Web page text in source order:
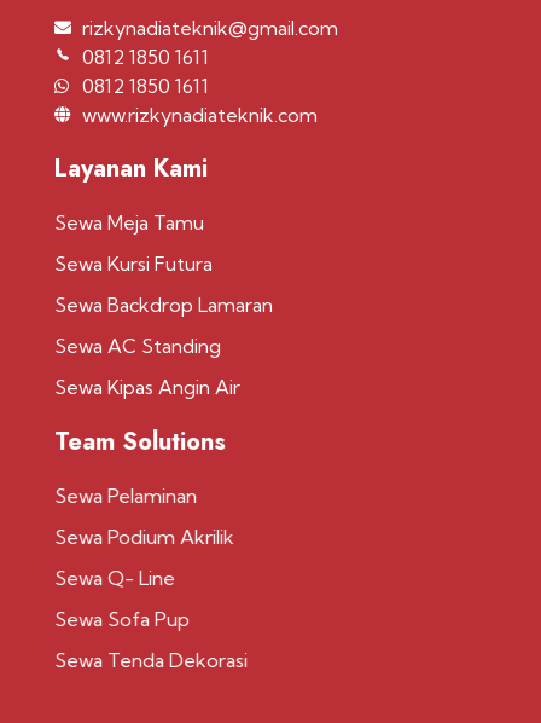
rizkynadiateknik@gmail.com
0812 1850 1611
0812 1850 1611
www.rizkynadiateknik.com
Layanan Kami
Sewa Meja Tamu
Sewa Kursi Futura
Sewa Backdrop Lamaran
Sewa AC Standing
Sewa Kipas Angin Air
Team Solutions
Sewa Pelaminan
Sewa Podium Akrilik
Sewa Q- Line
Sewa Sofa Pup
Sewa Tenda Dekorasi